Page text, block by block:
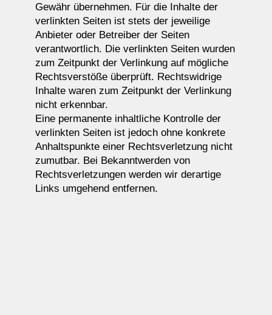
Gewähr übernehmen. Für die Inhalte der
verlinkten Seiten ist stets der jeweilige
Anbieter oder Betreiber der Seiten
verantwortlich. Die verlinkten Seiten wurden
zum Zeitpunkt der Verlinkung auf mögliche
Rechtsverstöße überprüft. Rechtswidrige
Inhalte waren zum Zeitpunkt der Verlinkung
nicht erkennbar.
Eine permanente inhaltliche Kontrolle der
verlinkten Seiten ist jedoch ohne konkrete
Anhaltspunkte einer Rechtsverletzung nicht
zumutbar. Bei Bekanntwerden von
Rechtsverletzungen werden wir derartige
Links umgehend entfernen.